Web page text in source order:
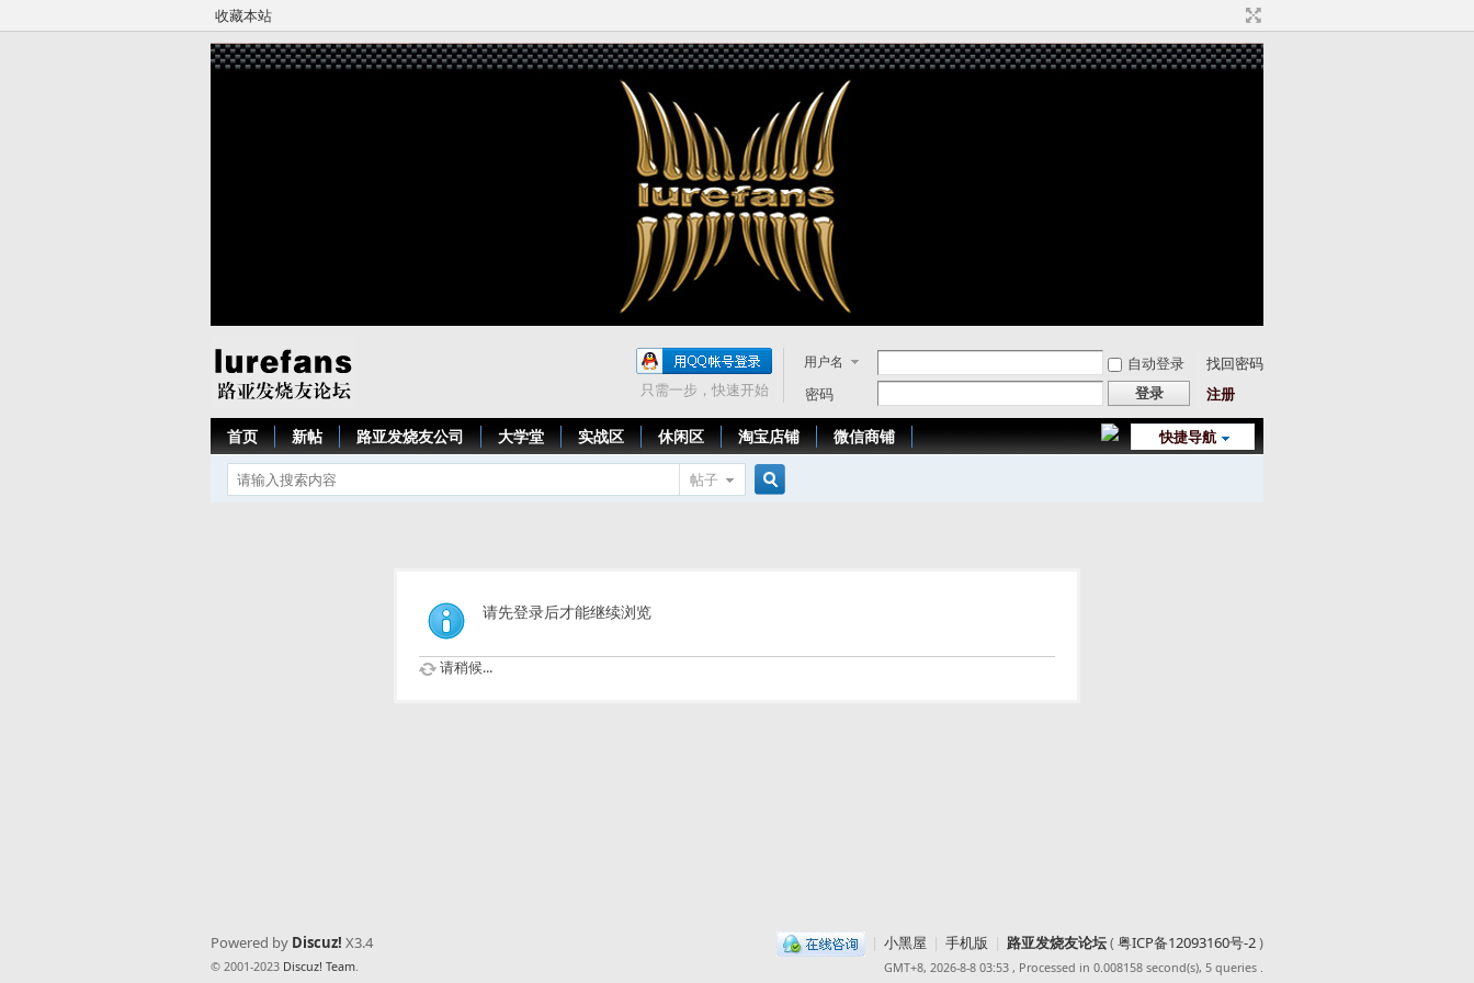
收藏本站
用户名 自动登录
找回密码
密码
登录 注册
只需一步，快速开始
快捷导航
首页 新帖 路亚发烧友公司 大学堂 实战区 休闲区 淘宝店铺 微信商铺
帖子
请先登录后才能继续浏览
请稍候...
| 小黑屋 | 手机版 | 路亚发烧友论坛(粤ICP备12093160号-2)
GMT+8, 2026-8-8 03:53 , Processed in 0.008158 second(s), 5 queries .
Powered by Discuz! X3.4
© 2001-2023 Discuz! Team.